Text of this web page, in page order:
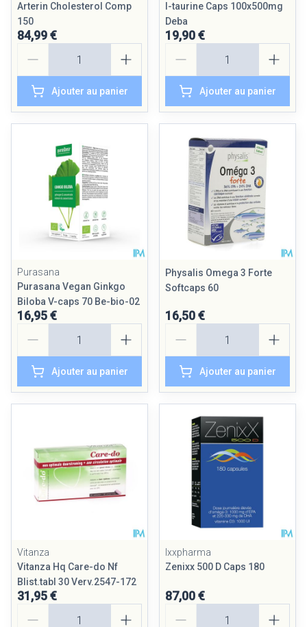
Arterin Cholesterol Comp
150
84,99 €
Ajouter au panier
l-taurine Caps 100x500mg
Deba
19,90 €
Ajouter au panier
Purasana
Purasana Vegan Ginkgo
Biloba V-caps 70 Be-bio-02
16,95 €
Ajouter au panier
Physalis Omega 3 Forte
Softcaps 60
16,50 €
Ajouter au panier
Vitanza
Vitanza Hq Care-do Nf
Blist.tabl 30 Verv.2547-172
31,95 €
Ixxpharma
Zenixx 500 D Caps 180
87,00 €